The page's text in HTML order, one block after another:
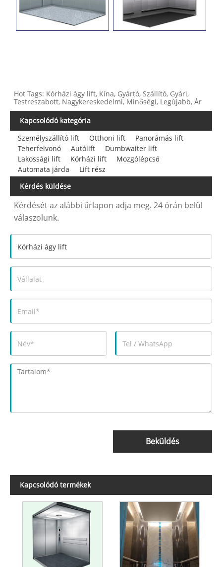
Hot Tags: Kórházi ágy lift, Kína, Gyártó, Szállító, Gyári,
Testreszabott, Nagykereskedelmi, Minőségi, Legújabb, Ár
Kapcsolódó kategória
Személyszállító lift
Otthoni lift
Panorámás lift
Teherfelvonó
Autólift
Dumbwaiter lift
Lakossági lift
Kórházi lift
Mozgólépcső
Automata járda
Lift rész
Kérdés küldése
Kérdését az alábbi űrlapon adja meg. 24 órán belül
válaszolunk.
Beküldés
Kapcsolódó termékek